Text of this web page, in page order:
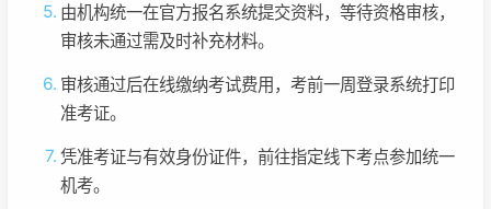
由机构统一在官方报名系统提交资料，等待资格审核，
审核未通过需及时补充材料。
审核通过后在线缴纳考试费用，考前一周登录系统打印
准考证。
凭准考证与有效身份证件，前往指定线下考点参加统一
机考。